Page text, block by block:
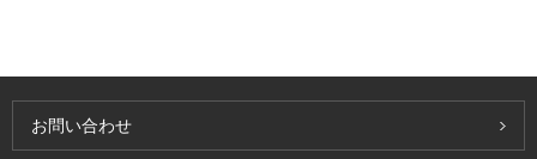
お問い合わせ